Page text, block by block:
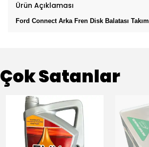
Ürün Açıklaması
Ford Connect Arka Fren Disk Balatası Takım
Çok Satanlar